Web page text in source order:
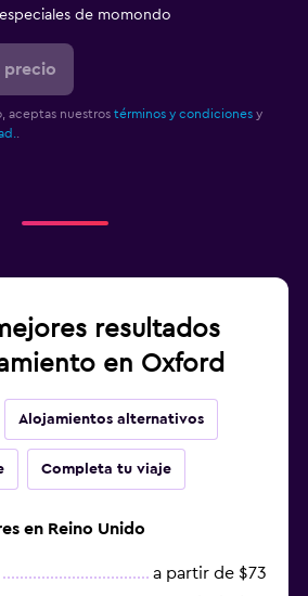
de momondo
precio
aceptas nuestros términos y condiciones y
resultados
en Oxford
Alojamientos alternativos
Completa tu viaje
en Reino Unido
a partir de $73